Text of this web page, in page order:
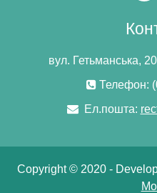
вул. Гетьманська,
Телефон:
Ел.пошта:
Copyright © 2020 -